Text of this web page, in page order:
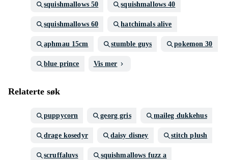
squishmallows 50 squishmallows 40
squishmallows 60 hatchimals alive
aphmau 15cm stumble guys pokemon 30
blue prince Vis mer
Relaterte søk
puppycorn georg gris maileg dukkehus
drage kosedyr daisy disney stitch plush
scruffaluvs squishmallows fuzz a